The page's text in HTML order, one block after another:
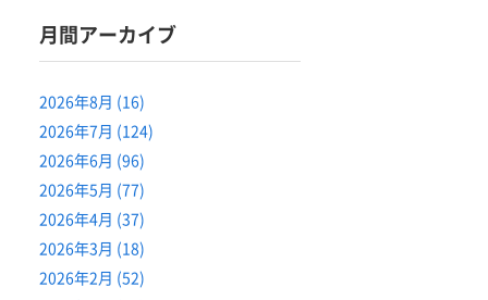
月間アーカイブ
2026年8月 (16)
2026年7月 (124)
2026年6月 (96)
2026年5月 (77)
2026年4月 (37)
2026年3月 (18)
2026年2月 (52)